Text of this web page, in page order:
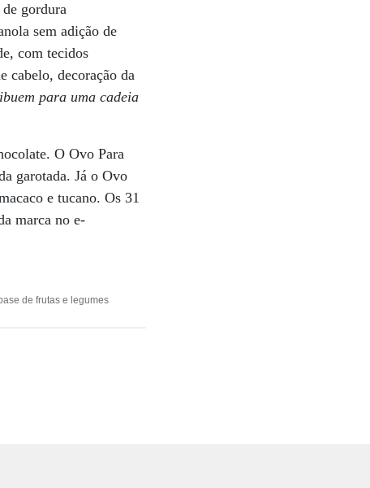
gordura
sem adição de
com tecidos
cabelo, decoração da
para uma cadeia
O Ovo Para
garotada. Já o Ovo
e tucano. Os 31
marca no e-
de frutas e legumes